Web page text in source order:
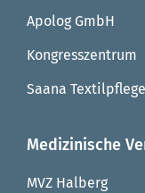
Apolog GmbH
Kongresszentrum
Saana Textilpflege
Medizinische
MVZ Halberg